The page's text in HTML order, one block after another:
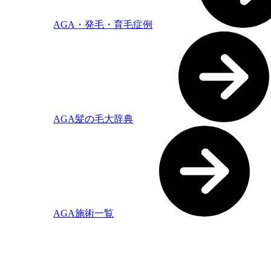
AGA・発毛・育毛症例
AGA髪の毛大辞典
AGA施術一覧